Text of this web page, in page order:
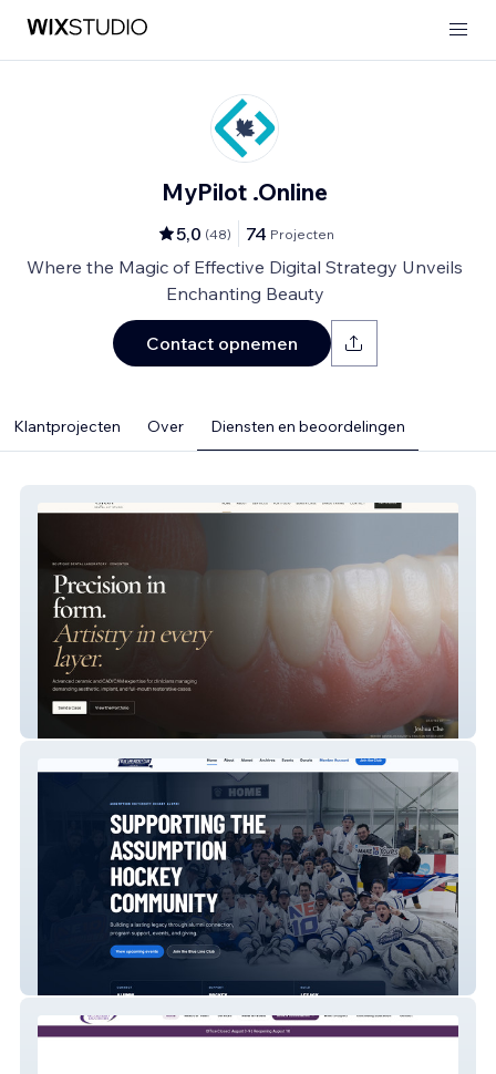
MyPilot .Online
5,0 (48) 74 Projecten
Where the Magic of Effective Digital Strategy Unveils
Enchanting Beauty
Contact opnemen
Klantprojecten Over Diensten en beoordelingen